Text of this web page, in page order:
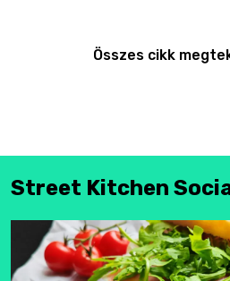
Összes cikk
Street Kitchen